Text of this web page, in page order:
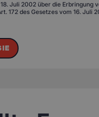
2002 über die Erbringung
des Gesetzes vom 16. Juli